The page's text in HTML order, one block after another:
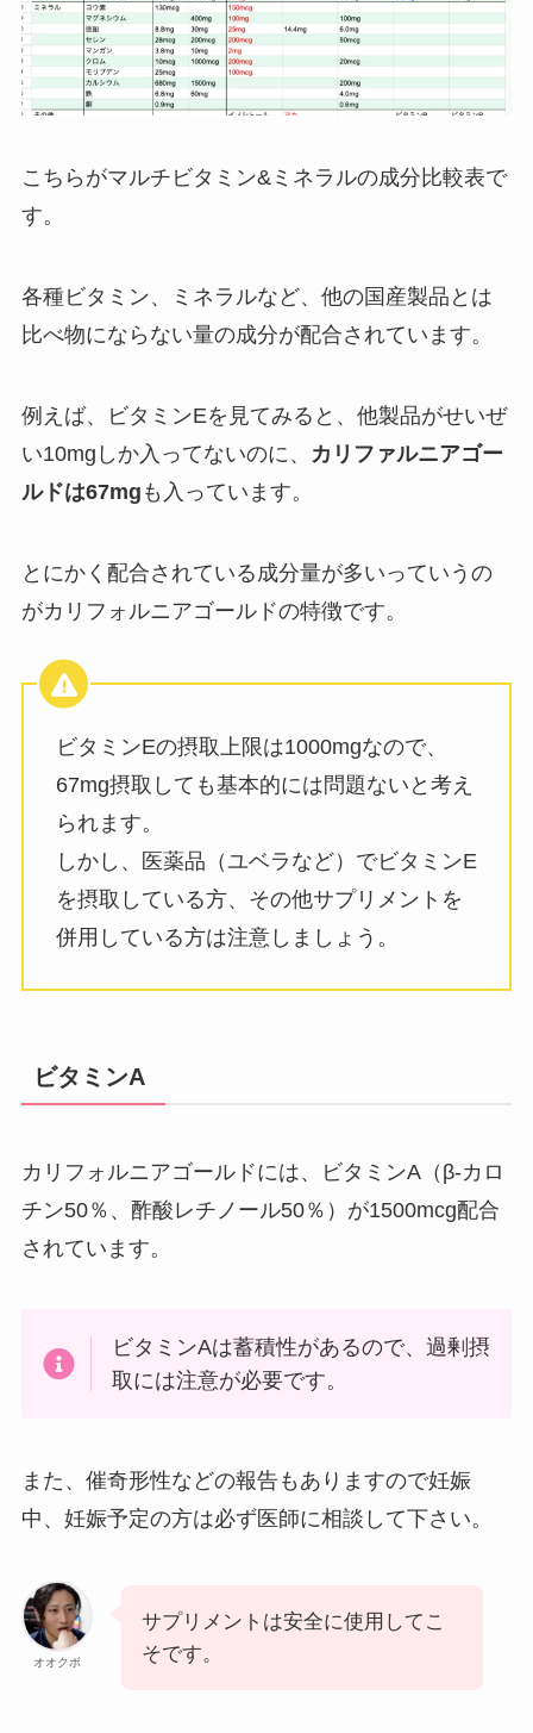
こちらがマルチビタミン&ミネラルの成分比較表で
す。
各種ビタミン、ミネラルなど、他の国産製品とは
比べ物にならない量の成分が配合されています。
例えば、ビタミンEを見てみると、他製品がせいぜ
い10mgしか入ってないのに、
カリファルニアゴー
ルドは67mg も入っています。
とにかく配合されている成分量が多いっていうの
がカリフォルニアゴールドの特徴です。
ビタミンEの摂取上限は1000mgなので、
67mg摂取しても基本的には問題ないと考え
られます。
しかし、医薬品（ユベラなど）でビタミンE
を摂取している方、その他サプリメントを
併用している方は注意しましょう。
ビタミンA
カリフォルニアゴールドには、ビタミンA（β-カロ
チン50％、酢酸レチノール50％）が1500mcg配合
されています。
ビタミンAは蓄積性があるので、過剰摂
取には注意が必要です。
また、催奇形性などの報告もありますので妊娠
中、妊娠予定の方は必ず医師に相談して下さい。
オオクボ
サプリメントは安全に使用してこ
そです。